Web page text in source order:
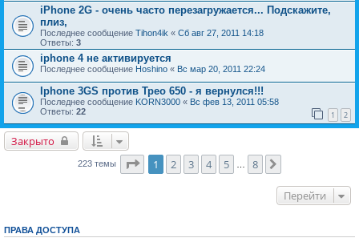
iPhone 2G - очень часто перезагружается... Подскажите,
плиз,
Последнее сообщение Tihon4ik « Сб авг 27, 2011 14:18
Ответы: 3
iphone 4 не активируется
Последнее сообщение Hoshino « Вс мар 20, 2011 22:24
Iphone 3GS против Трео 650 - я вернулся!!!
Последнее сообщение KORN3000 « Вс фев 13, 2011 05:58
Ответы: 22 1 2
Закрыто
223 темы Страница1 из
1 2 3 4 5 8
Перейти
ПРАВА ДОСТУПА